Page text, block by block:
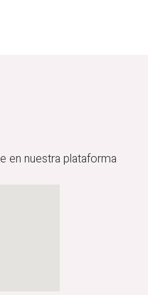
en nuestra plataforma